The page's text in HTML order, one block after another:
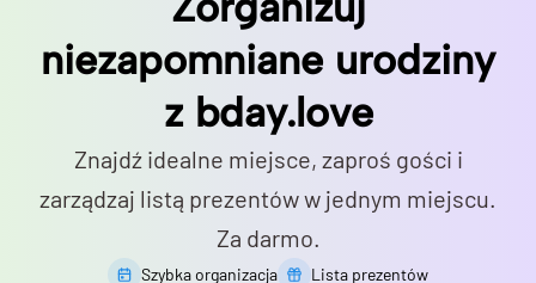
niezapomniane urodziny
z bday.love
Znajdź idealne miejsce, zaproś gości i
zarządzaj listą prezentów w jednym miejscu.
Za darmo.
Szybka organizacja
Lista prezentów